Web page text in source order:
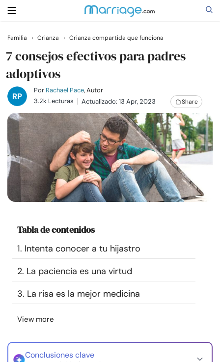
Buscar
Casarse
Relaciones
Familia
Ayuda
Cursos
Recursos
Comunidad
Sobre nosotros Contáctanos
Familia › Crianza › Crianza compartida que funciona
7 consejos efectivos para padres
adoptivos
Por Rachael Pace, Autor
3.2k Lecturas
Actualizado: 13 Apr, 2023 Share
Tabla de contenidos
1. Intenta conocer a tu hijastro
2. La paciencia es una virtud
3. La risa es la mejor medicina
View more
Conclusiones clave